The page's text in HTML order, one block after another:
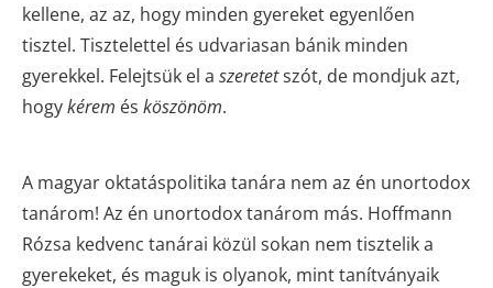
kellene, az az, hogy minden gyereket egyenlően
tisztel. Tisztelettel és udvariasan bánik minden
gyerekkel. Felejtsük el a szeretetszót, de mondjuk azt,
hogykérem és köszönöm.
A magyar oktatáspolitika tanára nem az én unortodox
tanárom! Az én unortodox tanárom más. Hoffmann
Rózsa kedvenc tanárai közül sokan nem tisztelik a
gyerekeket, és maguk is olyanok, mint tanítványaik